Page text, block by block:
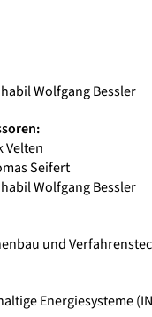
Wolfgang Bessler
Velten
Seifert
Wolfgang Bessler
und
Energiesysteme